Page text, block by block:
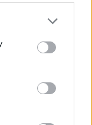
or more Google
You may click to
party tags to
in below Google
kb. 600 dollár
200 ezer forint,